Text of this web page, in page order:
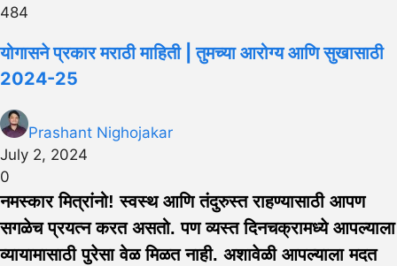
484
योगासने प्रकार मराठी माहिती | तुमच्या आरोग्य आणि सुखासाठी
2024-25
Prashant Nighojakar
July 2, 2024
0
नमस्कार मित्रांनो! स्वस्थ आणि तंदुरुस्त राहण्यासाठी आपण
सगळेच प्रयत्न करत असतो. पण व्यस्त दिनचक्रामध्ये आपल्याला
व्यायामासाठी पुरेसा वेळ मिळत नाही. अशावेळी आपल्याला मदत